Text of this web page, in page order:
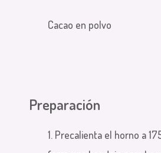
Cacao en polvo
Preparación
1. Precalienta el horno a